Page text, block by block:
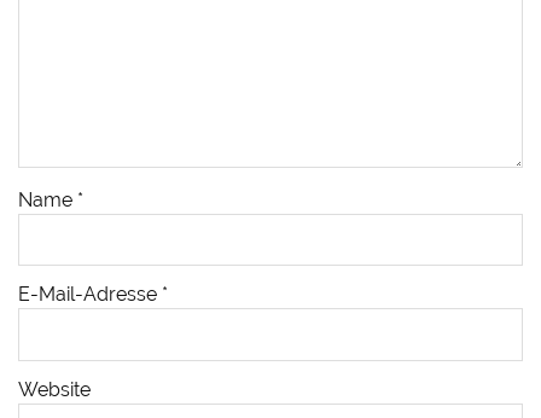
Name *
E-Mail-Adresse *
Website